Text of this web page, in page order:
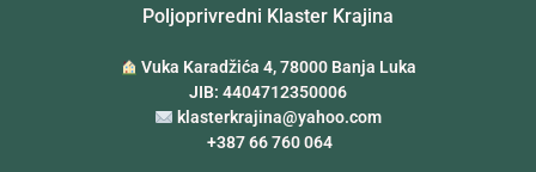
Poljoprivredni Klaster Krajina
Vuka Karadžića 4, 78000 Banja Luka
JIB: 4404712350006
klasterkrajina@yahoo.com
+387 66 760 064